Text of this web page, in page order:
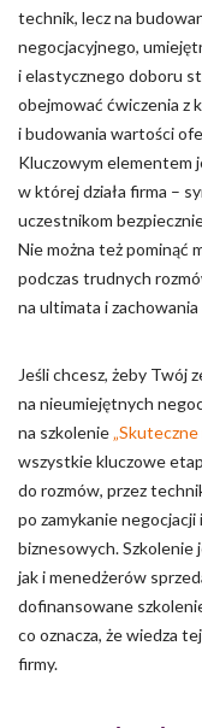
technik, lecz na
negocjacyjnego,
i elastycznego doboru
obejmować ćwiczenia z
i budowania wartości
Kluczowym elementem
w której działa firma –
uczestnikom
Nie można też pominąć
podczas trudnych
na ultimata i
Jeśli chcesz, żeby Twój
na nieumiejętnych
na szkolenie
wszystkie kluczowe
do rozmów, przez
po zamykanie
biznesowych.
jak i menedżerów
dofinansowane
co oznacza, że wiedza
firmy.